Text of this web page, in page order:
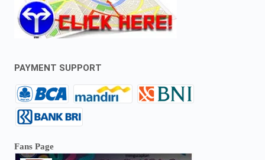
PAYMENT SUPPORT
Fans Page